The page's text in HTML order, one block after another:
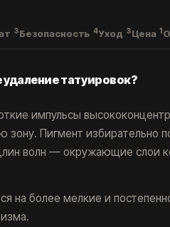
3Безопасность 4Уход 3Цена 1
татуировок?
импульсы
зону. Пигмент избирательно
волн — окружающие слои
на более мелкие и
NEO